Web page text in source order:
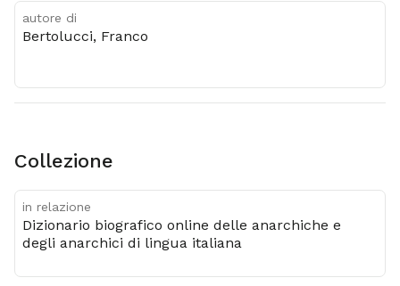
autore di
Bertolucci, Franco
Collezione
in relazione
Dizionario biografico online delle anarchiche e
degli anarchici di lingua italiana